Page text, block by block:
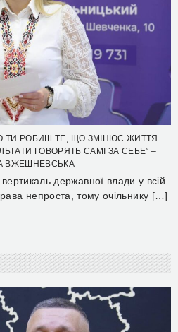
ТИ РОБИШ ТЕ, ЩО ЗМІНЮЄ ЖИТТЯ
ГОВОРЯТЬ САМІ ЗА СЕБЕ” –
ВЖЕШНЕВСЬКА
вертикаль державної влади у всій
непроста, тому очільнику […]